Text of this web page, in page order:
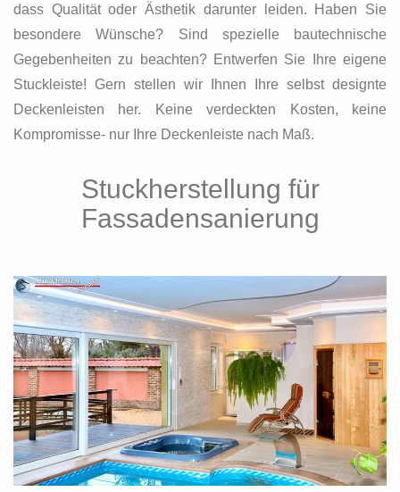
dass Qualität oder Ästhetik darunter leiden. Haben Sie
besondere Wünsche? Sind spezielle bautechnische
Gegebenheiten zu beachten? Entwerfen Sie Ihre eigene
Stuckleiste! Gern stellen wir Ihnen Ihre selbst designte
Deckenleisten her. Keine verdeckten Kosten, keine
Kompromisse- nur Ihre Deckenleiste nach Maß.
Stuckherstellung für
Fassadensanierung